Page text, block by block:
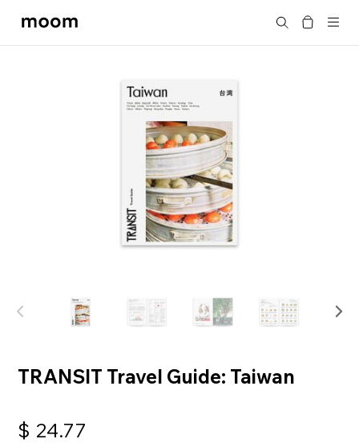
moom
Search
TRANSIT Travel Guide: Taiwan
$ 24.77